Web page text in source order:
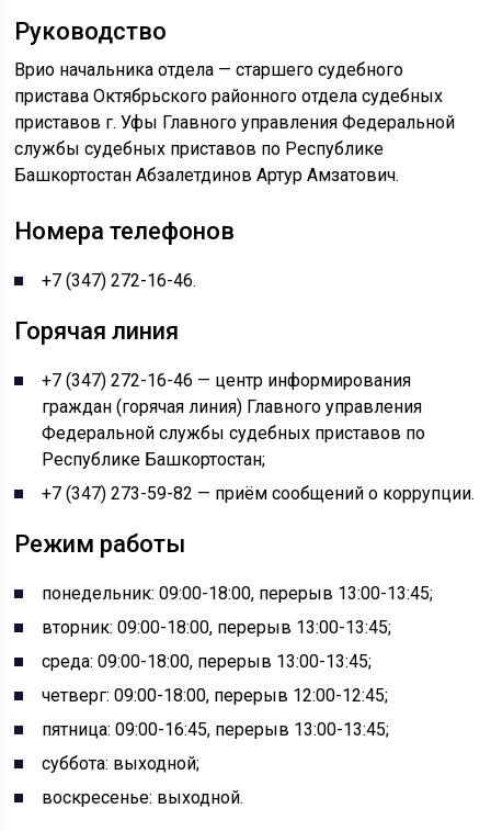
Руководство
Врио начальника отдела — старшего судебного
пристава Октябрьского районного отдела судебных
приставов г. Уфы Главного управления Федеральной
службы судебных приставов по Республике
Башкортостан Абзалетдинов Артур Амзатович.
Номера телефонов
+7 (347) 272-16-46.
Горячая линия
+7 (347) 272-16-46 — центр информирования
граждан (горячая линия) Главного управления
Федеральной службы судебных приставов по
Республике Башкортостан;
+7 (347) 273-59-82 — приём сообщений о коррупции.
Режим работы
понедельник: 09:00-18:00, перерыв 13:00-13:45;
вторник: 09:00-18:00, перерыв 13:00-13:45;
среда: 09:00-18:00, перерыв 13:00-13:45;
четверг: 09:00-18:00, перерыв 12:00-12:45;
пятница: 09:00-16:45, перерыв 13:00-13:45;
суббота: выходной;
воскресенье: выходной.